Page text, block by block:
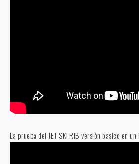
La prueba del JET SKI RIB versiòn basico en un